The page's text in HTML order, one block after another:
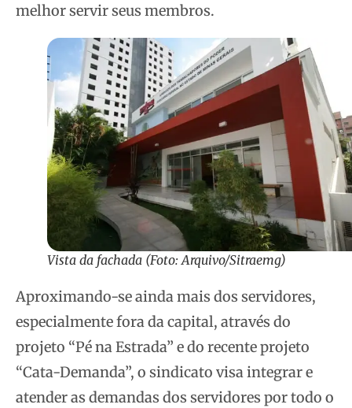
melhor servir seus membros.
Vista da fachada (Foto: Arquivo/Sitraemg)
Aproximando-se ainda mais dos servidores,
especialmente fora da capital, através do
projeto “Pé na Estrada” e do recente projeto
“Cata-Demanda”, o sindicato visa integrar e
atender as demandas dos servidores por todo o